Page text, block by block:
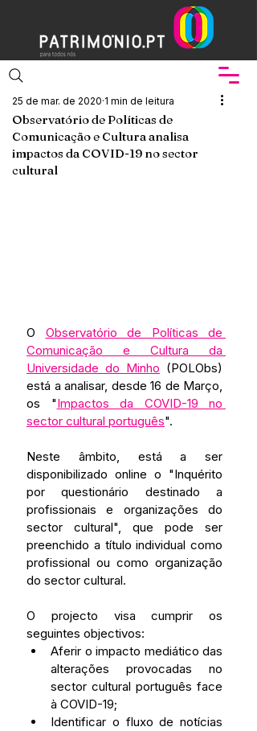
Observatório de Políticas de
Comunicação e Cultura analisa
impactos da COVID-19 no sector
cultural
25 de mar. de 2020 1 min de leitura
O Observatório de Políticas de
Comunicação e Cultura da
Universidade do Minho (POLObs)
está a analisar, desde 16 de Março,
os "Impactos da COVID-19 no
sector cultural português".
Neste âmbito, está a ser
disponibilizado online o "Inquérito
por questionário destinado a
profissionais e organizações do
sector cultural", que pode ser
preenchido a título individual como
profissional ou como organização
do sector cultural.
O projecto visa cumprir os
seguintes objectivos:
Aferir o impacto mediático das
alterações provocadas no
sector cultural português face
à COVID-19;
Identificar o fluxo de notícias